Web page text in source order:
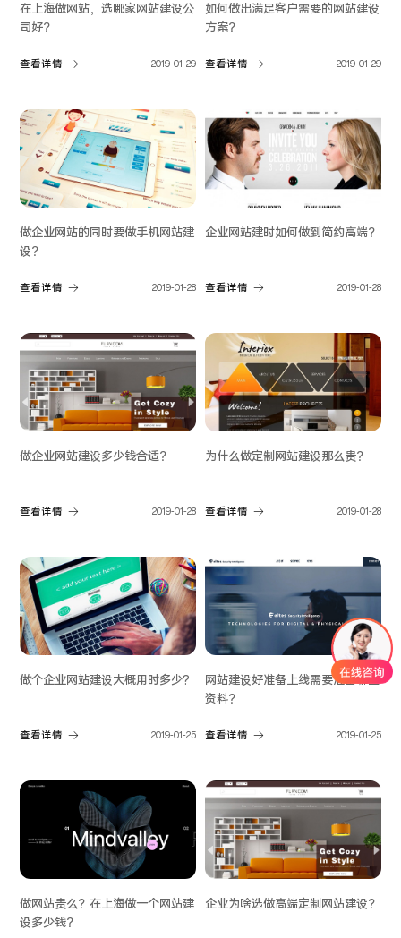
在上海做网站，选哪家网站建设公
司好？
查看详情 2019-01-29
如何做出满足客户需要的网站建设
方案？
查看详情 2019-01-29
做企业网站的同时要做手机网站建
设？
查看详情 2019-01-28
企业网站建时如何做到简约高端？
查看详情 2019-01-28
做企业网站建设多少钱合适？
查看详情 2019-01-28
为什么做定制网站建设那么贵？
查看详情 2019-01-28
做个企业网站建设大概用时多少?
查看详情 2019-01-25
网站建设好准备上线需要准备哪些
资料？
查看详情 2019-01-25
做网站贵么？在上海做一个网站建
设多少钱？
企业为啥选做高端定制网站建设？